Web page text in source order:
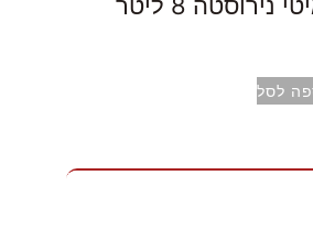
לסל